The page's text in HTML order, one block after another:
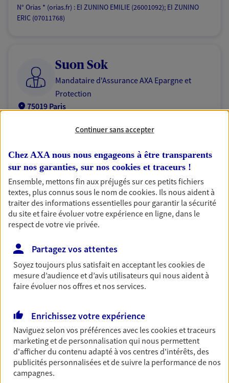
N° Orias * (orias.fr) : EI ZUNINO EMILIE (26001092); EI ZUNINO
ERIC (07011768)
Suon Sok
Mandataire d'Assurance AXA Epargne et
Protection
75019 Paris
07 61 91 71 72
NOUS CONTACTER
VOIR NOTRE SITE WEB
N° Orias * (orias.fr) : 26006847
Rachel Tobie
Mandataire d'Assurance AXA Epargne et
Protection
06 16 70 38 30
NOUS CONTACTER
Continuer sans accepter
Chez AXA nous nous engageons à être transparents
sur nos garanties, sur nos cookies et traceurs !
Ensemble, mettons fin aux préjugés sur ces petits fichiers
textes, plus connus sous le nom decookies. Ils nous aident à
traiter des informations essentielles pour garantir la sécurité
du site et faire évoluer votre expérience en ligne, dans le
respect de votre vie privée.
Partagez vos attentes
Soyez toujours plus satisfait en acceptant lescookiesde
mesure d’audience et d’avis utilisateurs qui nous aident à
faire évoluer nos offres et nos services.
Enrichissez votre expérience
Naviguez selon vos préférences avec lescookies et traceurs
marketing et de personnalisation qui nous permettent
d'afficher du contenu adapté à vos centres d'intérêts, des
publicités personnalisées et de suivre la performance de nos
campagnes.